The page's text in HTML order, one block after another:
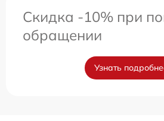
Скидка -10% при
обращении
Узнать